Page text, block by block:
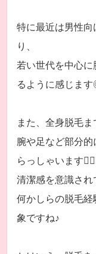
特に最近は男性
り、
若い世代を中心
るように感じま
また、全身脱毛ま
腕や足など部分
らっしゃいます
清潔感を意識され
何かしらの脱毛
象ですね♪